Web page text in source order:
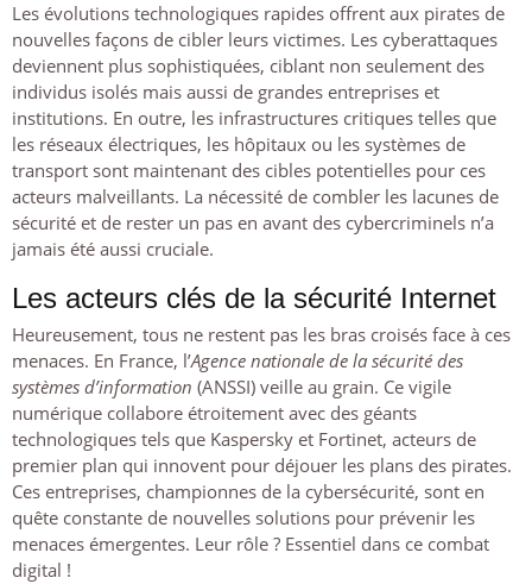
Les évolutions technologiques rapides offrent aux pirates de
nouvelles façons de cibler leurs victimes. Les cyberattaques
deviennent plus sophistiquées, ciblant non seulement des
individus isolés mais aussi de grandes entreprises et
institutions. En outre, les infrastructures critiques telles que
les réseaux électriques, les hôpitaux ou les systèmes de
transport sont maintenant des cibles potentielles pour ces
acteurs malveillants. La nécessité de combler les lacunes de
sécurité et de rester un pas en avant des cybercriminels n’a
jamais été aussi cruciale.
Les acteurs clés de la sécurité Internet
Heureusement, tous ne restent pas les bras croisés face à ces
menaces. En France, l’Agence nationale de la sécurité des
systèmes d’information (ANSSI) veille au grain. Ce vigile
numérique collabore étroitement avec des géants
technologiques tels que Kaspersky et Fortinet, acteurs de
premier plan qui innovent pour déjouer les plans des pirates.
Ces entreprises, championnes de la cybersécurité, sont en
quête constante de nouvelles solutions pour prévenir les
menaces émergentes. Leur rôle ? Essentiel dans ce combat
digital !